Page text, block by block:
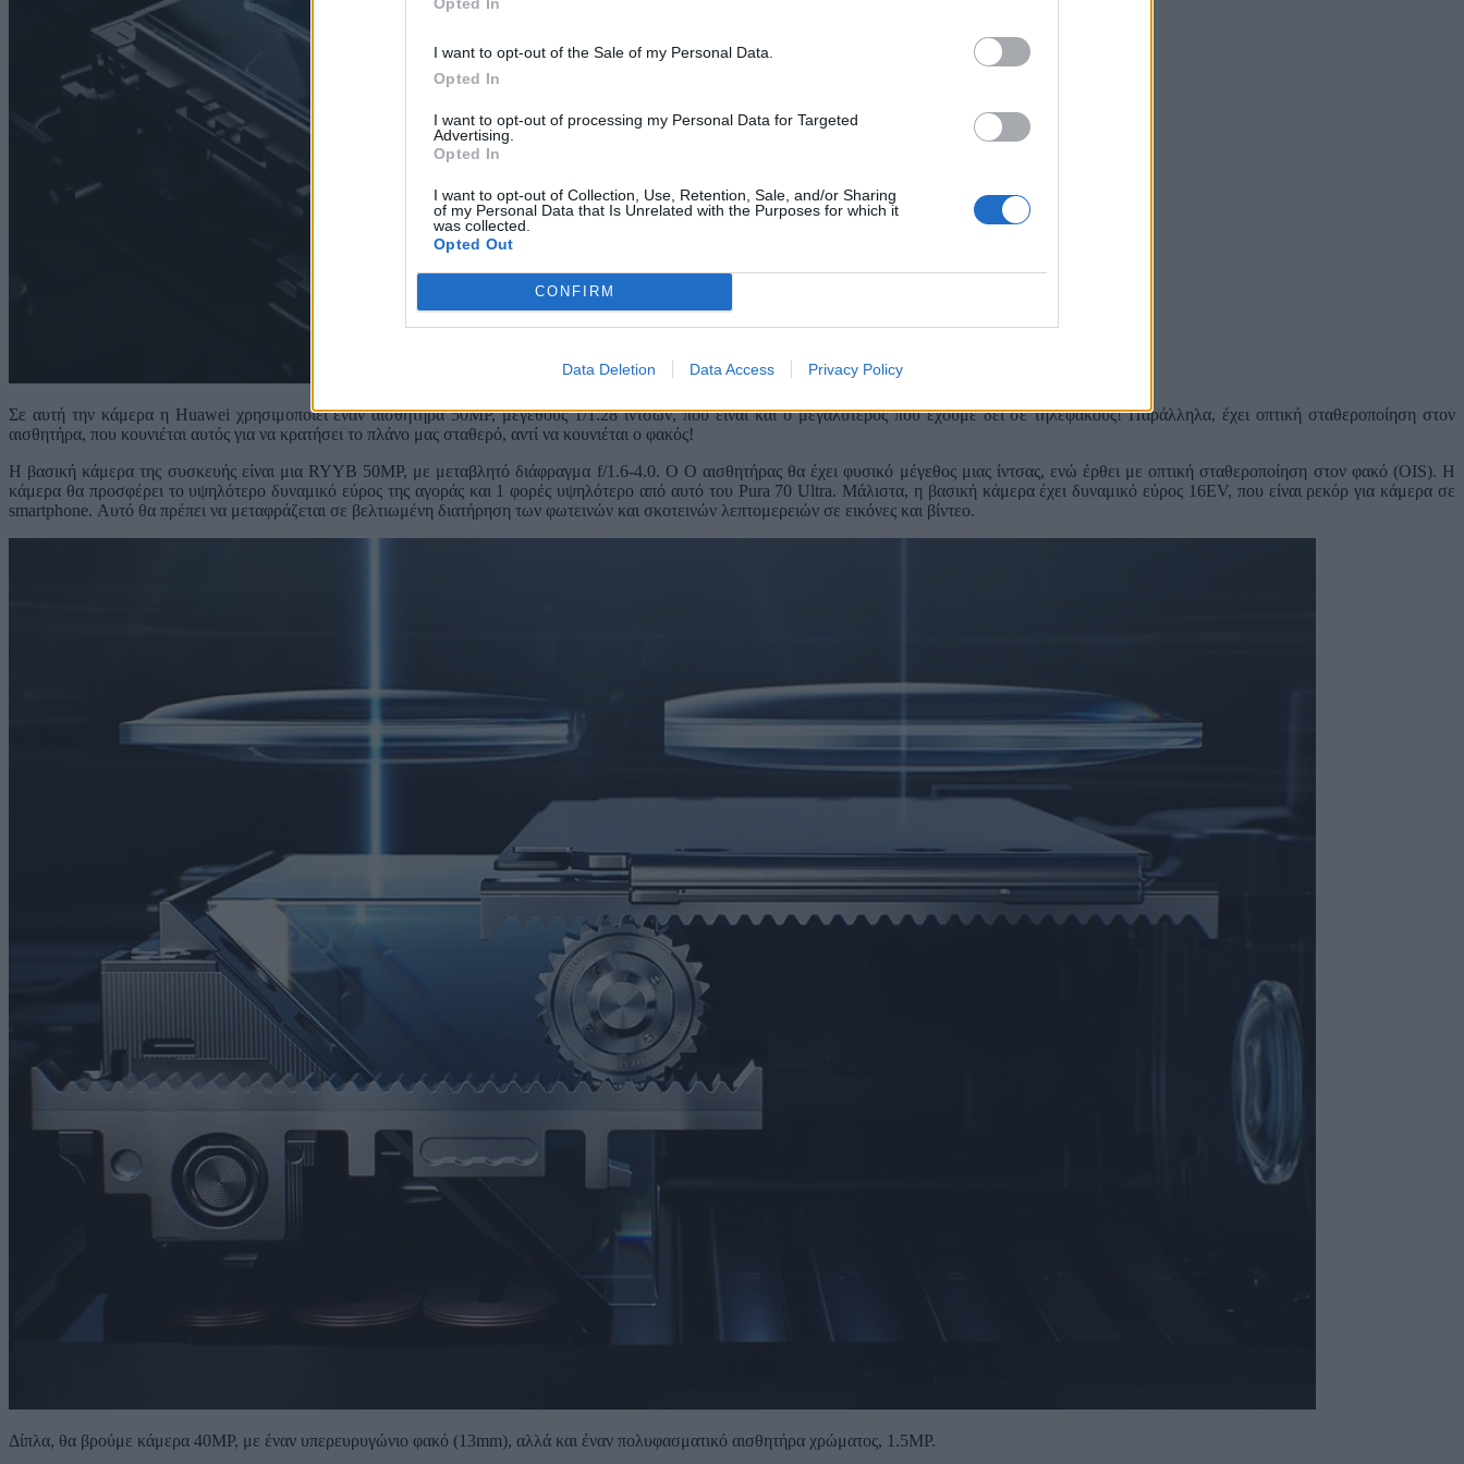
I want to opt-out of the Sale of my Personal Data.
Opted In
I want to opt-out of processing my Personal Data for Targeted
Advertising.
Opted In
I want to opt-out of Collection, Use, Retention, Sale, and/or Sharing
of my Personal Data that Is Unrelated with the Purposes for which it
was collected.
Opted Out
CONFIRM
Data Deletion Data Access Privacy Policy
Σε αυτή την κάμερα η Huawei χρησιμοποιεί έναν αισθητήρα 50MP, μεγέθους 1/1.28 ιντσών, που είναι και ο μεγαλύτερος που έχουμε δει σε τηλεφακούς! Παράλληλα, έχει οπτική σταθεροποίηση στον
αισθητήρα, που κουνιέται αυτός για να κρατήσει το πλάνο μας σταθερό, αντί να κουνιέται ο φακός!
Η βασική κάμερα της συσκευής είναι μια RYYB 50MP, με μεταβλητό διάφραγμα f/1.6-4.0. O Ο αισθητήρας θα έχει φυσικό μέγεθος μιας ίντσας, ενώ έρθει με οπτική σταθεροποίηση στον φακό (OIS). Η
κάμερα θα προσφέρει το υψηλότερο δυναμικό εύρος της αγοράς και 1 φορές υψηλότερο από αυτό του Pura 70 Ultra. Μάλιστα, η βασική κάμερα έχει δυναμικό εύρος 16EV, που είναι ρεκόρ για κάμερα σε
smartphone. Αυτό θα πρέπει να μεταφράζεται σε βελτιωμένη διατήρηση των φωτεινών και σκοτεινών λεπτομερειών σε εικόνες και βίντεο.
Δίπλα, θα βρούμε κάμερα 40MP, με έναν υπερευρυγώνιο φακό (13mm), αλλά και έναν πολυφασματικό αισθητήρα χρώματος, 1.5MP.